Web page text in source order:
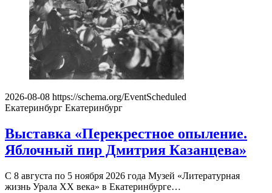
2026-08-08 https://schema.org/EventScheduled
Екатеринбург Екатеринбург
Выставка «Перекрестное опыление.
Яблочный пир Дмитрия Казанцева»
С 8 августа по 5 ноября 2026 года Музей «Литературная
жизнь Урала ХХ века» в Екатеринбурге…